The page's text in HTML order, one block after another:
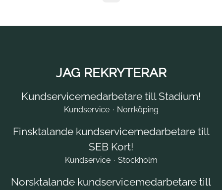
JAG REKRYTERAR
Kundservicemedarbetare till Stadium!
Kundservice · Norrköping
Finsktalande kundservicemedarbetare till
SEB Kort!
Kundservice · Stockholm
Norsktalande kundservicemedarbetare till